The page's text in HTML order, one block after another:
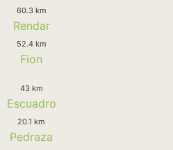
60.3 km
Rendar
52.4 km
Fion
43 km
Escuadro
20.1 km
Pedraza